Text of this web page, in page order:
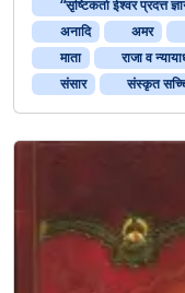
“सृष्टिकर्ता ईश्वर प्रदत्त
अनादि
अमर
माता
राजा व
संसार
संस्कृत